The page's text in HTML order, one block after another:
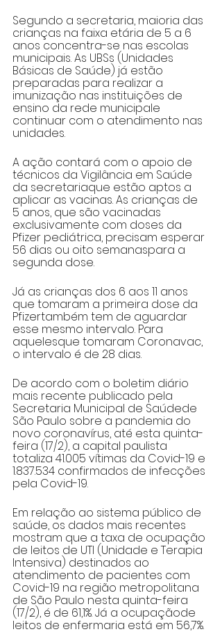
Segundo a secretaria, maioria das
crianças na faixa etária de 5 a 6
anos concentra-se nas escolas
municipais. As UBSs (Unidades
Básicas de Saúde) já estão
preparadas para realizar a
imunização nas instituições de
ensino da rede municipale
continuar com o atendimento nas
unidades.
A ação contará com o apoio de
técnicos da Vigilância em Saúde
da secretariaque estão aptos a
aplicar as vacinas. As crianças de
5 anos, que são vacinadas
exclusivamente com doses da
Pfizer pediátrica, precisam esperar
56 dias ou oito semanaspara a
segunda dose.
Já as crianças dos 6 aos 11 anos
que tomaram a primeira dose da
Pfizertambém tem de aguardar
esse mesmo intervalo. Para
aquelesque tomaram Coronavac,
o intervalo é de 28 dias.
De acordo com o boletim diário
mais recente publicado pela
Secretaria Municipal de Saúdede
São Paulo sobre a pandemia do
novo coronavírus, até esta quinta-
feira (17/2), a capital paulista
totaliza 41.005 vítimas da Covid-19 e
1.837.534 confirmados de infecções
pela Covid-19.
Em relação ao sistema público de
saúde, os dados mais recentes
mostram que a taxa de ocupação
de leitos de UTI (Unidade e Terapia
Intensiva) destinados ao
atendimento de pacientes com
Covid-19 na região metropolitana
de São Paulo nesta quinta-feira
(17/2), é de 61,1%. Já a ocupaçãode
leitos de enfermaria está em 56,7%.